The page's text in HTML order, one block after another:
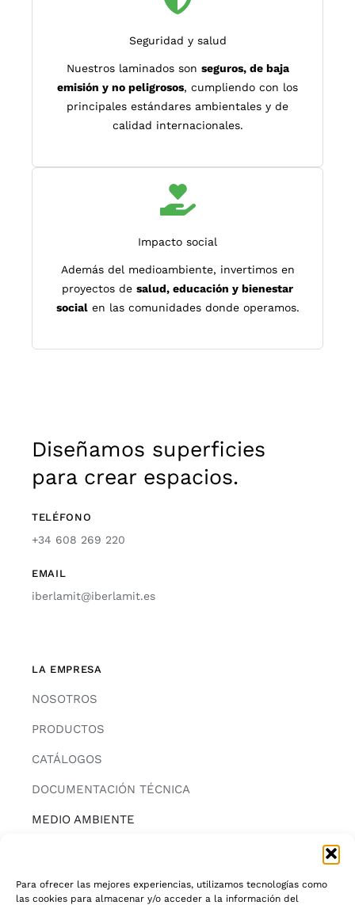
Para ofrecer las mejores experiencias, utilizamos tecnologías como
las cookies para almacenar y/o acceder a la información del
Seguridad y salud
Nuestros laminados son seguros, de baja
emisión y no peligrosos, cumpliendo con los
principales estándares ambientales y de
calidad internacionales.
Impacto social
Además del medioambiente, invertimos en
proyectos de salud, educación y bienestar
socialen las comunidades donde operamos.
Diseñamos superficies
para crear espacios.
TELÉFONO
+34 608 269 220
EMAIL
iberlamit@iberlamit.es
LA EMPRESA
NOSOTROS
PRODUCTOS
CATÁLOGOS
DOCUMENTACIÓN TÉCNICA
MEDIO AMBIENTE